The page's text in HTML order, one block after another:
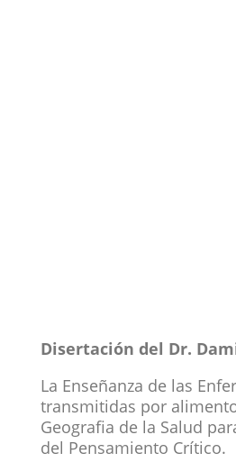
Disertación del Dr.
La Enseñanza de las
transmitidas por
Geografia de la Salud
del Pensamiento Crítico.